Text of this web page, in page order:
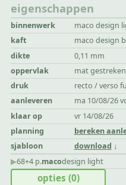
eigenschappen
binnenwerk maco design
kaft
maco design
dikte
0,11 mm
oppervlak
mat
druk
recto / verso
aanleveren
ma 10/08/26
klaar op
vr 14/08/26
planning
bereken
sjabloon
download
▶︎68+4 p.macodesign light
opties (0)